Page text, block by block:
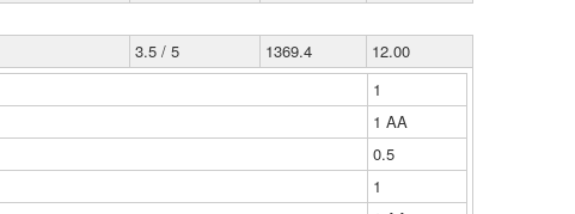
3.5 / 5 1369.4
12.00
1
1 ΑΑ
0.5
1